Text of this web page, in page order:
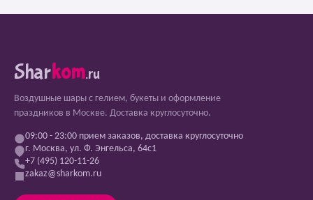
Sharkom.ru
Воздушные шары с гелием, букеты и оформление
праздников в Москве. Доставка круглосуточно.
09:00 - 23:00 прием заказов, доставка круглосуточно
г. Москва, ул. Ф. Энгельса, 64с1
+7 (495) 120-11-26
zakaz@sharkom.ru